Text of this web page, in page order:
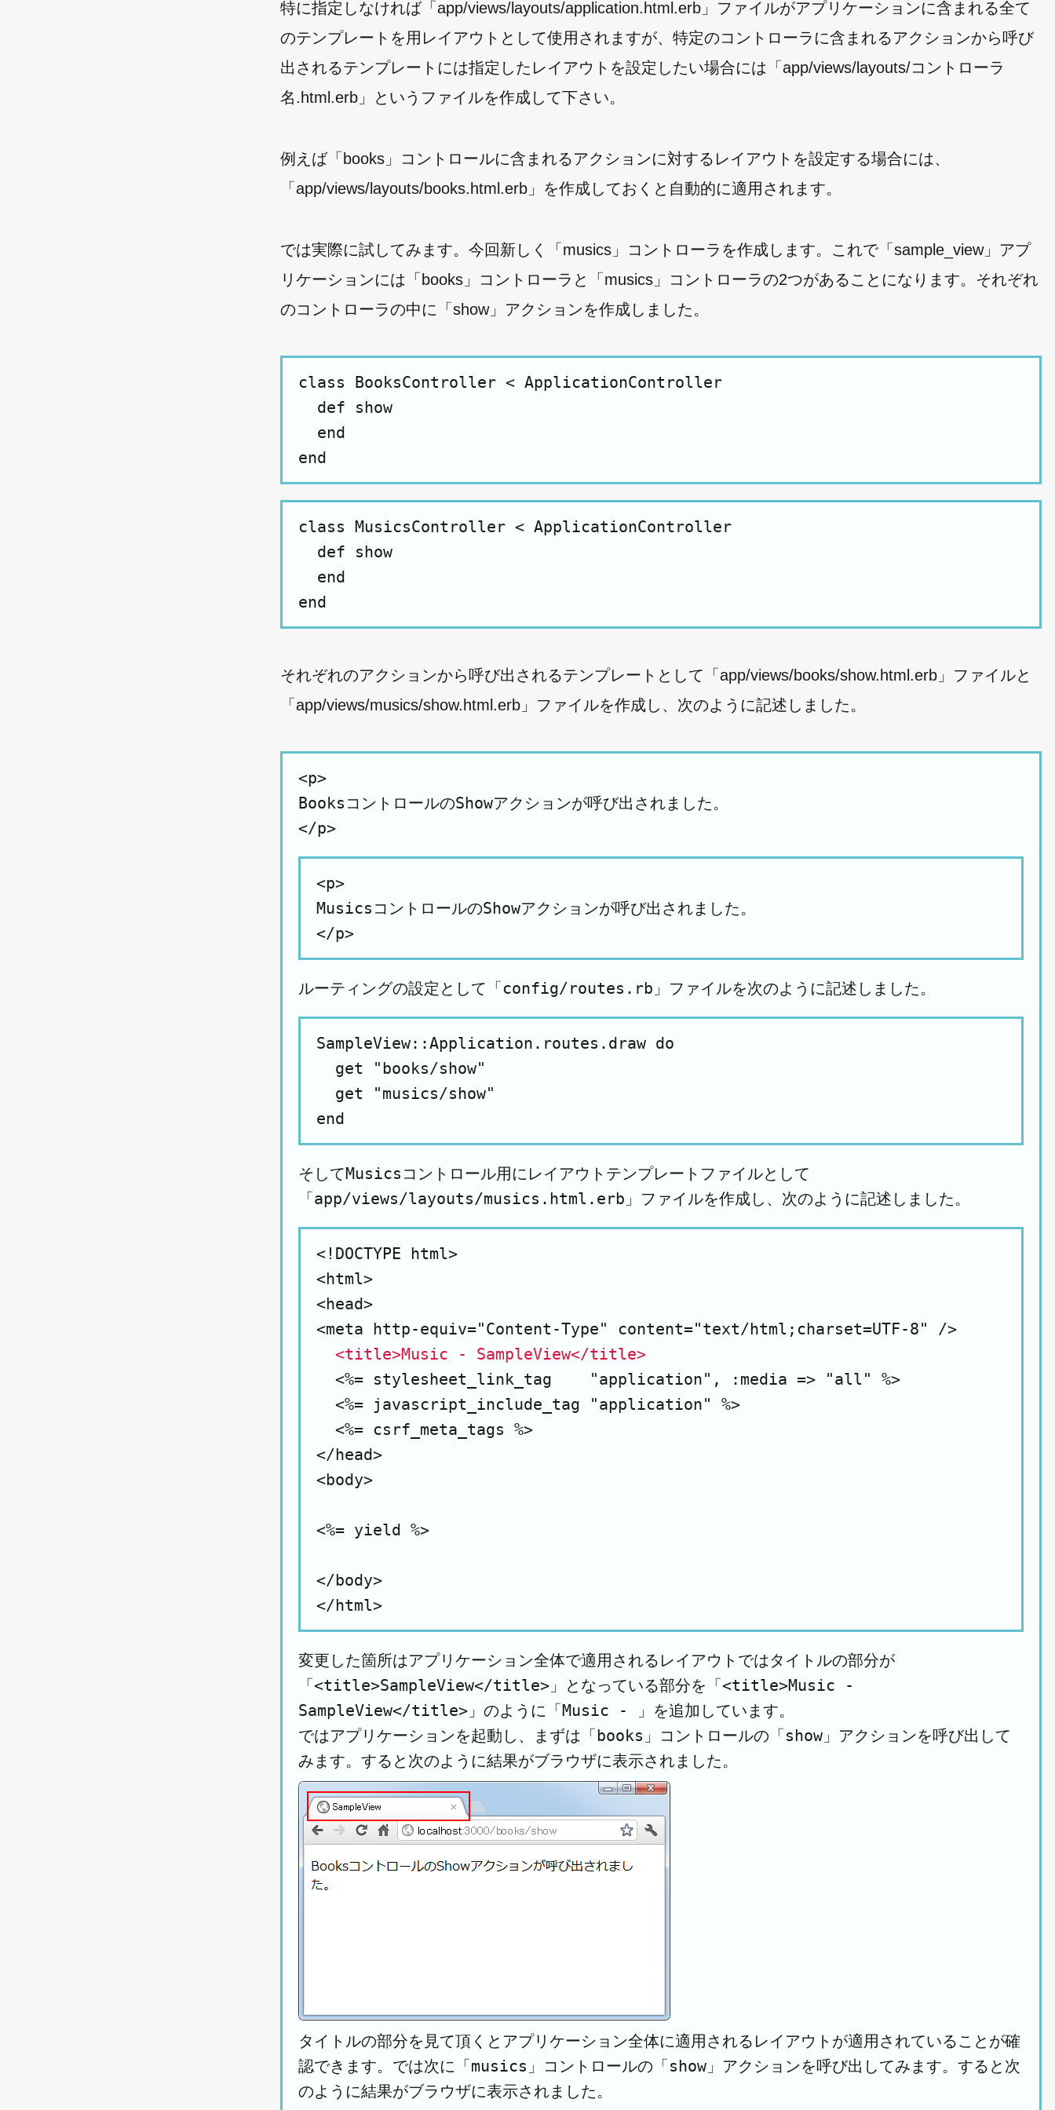
特に指定しなければ「app/views/layouts/application.html.erb」ファイルがアプリケーションに含まれる全て
のテンプレートを用レイアウトとして使用されますが、特定のコントローラに含まれるアクションから呼び
出されるテンプレートには指定したレイアウトを設定したい場合には「app/views/layouts/コントローラ
名.html.erb」というファイルを作成して下さい。
例えば「books」コントロールに含まれるアクションに対するレイアウトを設定する場合には、
「app/views/layouts/books.html.erb」を作成しておくと自動的に適用されます。
では実際に試してみます。今回新しく「musics」コントローラを作成します。これで「sample_view」アプ
リケーションには「books」コントローラと「musics」コントローラの2つがあることになります。それぞれ
のコントローラの中に「show」アクションを作成しました。
class BooksController < ApplicationController
  def show
  end
class MusicsController < ApplicationController
  def show
  end
それぞれのアクションから呼び出されるテンプレートとして「app/views/books/show.html.erb」ファイルと
「app/views/musics/show.html.erb」ファイルを作成し、次のように記述しました。
<p>
BooksコントロールのShowアクションが呼び出されました。
<p>
MusicsコントロールのShowアクションが呼び出されました。
ルーティングの設定として「config/routes.rb」ファイルを次のように記述しました。
SampleView::Application.routes.draw do
  get "books/show"
  get "musics/show"
そしてMusicsコントロール用にレイアウトテンプレートファイルとして
「app/views/layouts/musics.html.erb」ファイルを作成し、次のように記述しました。
<!DOCTYPE html>
<html>
<head>
<meta http-equiv="Content-Type" content="text/html;charset=UTF-8" />
<title>Music - SampleView</title>
  <%= stylesheet_link_tag    "application", :media => "all" %>
  <%= javascript_include_tag "application" %>
  <%= csrf_meta_tags %>
</head>
<body>
<%= yield %>
</body>
変更した箇所はアプリケーション全体で適用されるレイアウトではタイトルの部分が
「<title>SampleView</title>」となっている部分を「<title>Music -
SampleView</title>」のように「Music - 」を追加しています。
ではアプリケーションを起動し、まずは「books」コントロールの「show」アクションを呼び出して
みます。すると次のように結果がブラウザに表示されました。
タイトルの部分を見て頂くとアプリケーション全体に適用されるレイアウトが適用されていることが確
認できます。では次に「musics」コントロールの「show」アクションを呼び出してみます。すると次
のように結果がブラウザに表示されました。